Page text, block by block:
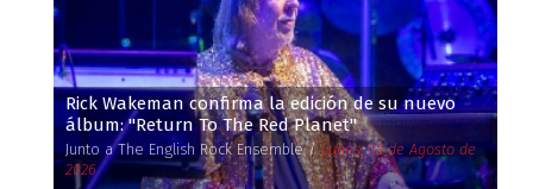
Rick Wakeman confirma la edición de su nuevo
álbum: ''Return To The Red Planet''
Junto a The English Rock Ensemble /Lunes, 03 de Agosto de
2026